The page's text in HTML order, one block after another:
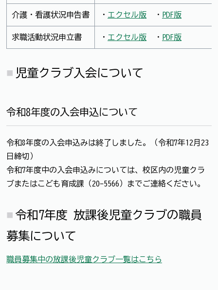
介護・看護状況申告書 ・ エクセル版 ・ PDF版
求職活動状況申立書 ・ エクセル版 ・ PDF版
児童クラブ入会について
令和8年度の入会申込について
令和8年度の入会申込みは終了しました。（令和7年12月23
日締切）
令和7年度中の入会申込みについては、校区内の児童クラ
ブまたはこども育成課（20-5566）までご連絡ください。
令和7年度 放課後児童クラブの職員
募集について
職員募集中の放課後児童クラブ一覧はこちら